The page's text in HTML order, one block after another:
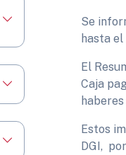
Se
hasta
El
Caja
Estos
DGI,